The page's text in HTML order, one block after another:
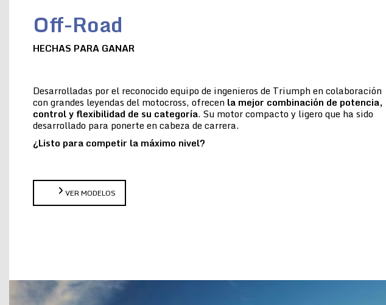
Off-Road
HECHAS PARA GANAR
Desarrolladas por el reconocido equipo de ingenieros de Triumph en colaboración
con grandes leyendas del motocross, ofrecen la mejor combinación de potencia,
control y flexibilidad de su categoría. Su motor compacto y ligero que ha sido
desarrollado para ponerte en cabeza de carrera.
¿Listo para competir la máximo nivel?
VER MODELOS